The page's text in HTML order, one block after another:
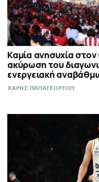
Καμία ανησυχία
ακύρωση του
ενεργειακή
ΧΑΡΗΣ ΠΑΠΑΓΕΩΡΓΙΟΥ